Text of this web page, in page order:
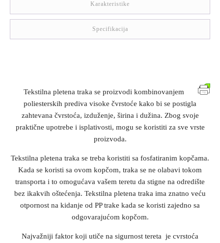
Karakteristike
Specifikacija
Tekstilna pletena traka se proizvodi kombinovanjem
poliesterskih prediva visoke čvrstoće kako bi se postigla
zahtevana čvrstoća, izduženje, širina i dužina. Zbog svoje
praktične upotrebe i isplativosti, mogu se koristiti za sve vrste
proizvoda.
Tekstilna pletena traka se treba koristiti sa fosfatiranim kopčama.
Kada se koristi sa ovom kopčom, traka se ne olabavi tokom
transporta i to omogućava vašem teretu da stigne na odredište
bez ikakvih oštećenja. Tekstilna pletena traka ima znatno veću
otpornost na kidanje od PP trake kada se koristi zajedno sa
odgovarajućom kopčom.
Najvažniji faktor koji utiče na sigurnost tereta je cvrstoća